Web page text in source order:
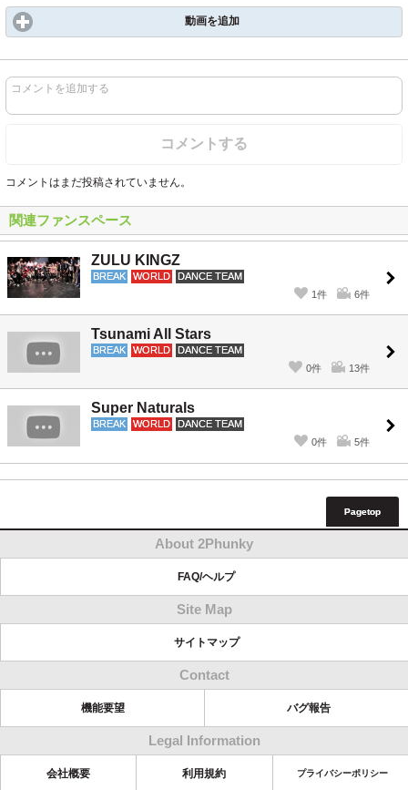
動画を追加
コメントを追加する
コメントする
コメントはまだ投稿されていません。
関連ファンスペース
ZULU KINGZ
BREAK WORLD
DANCE TEAM
1件
6件
Tsunami All Stars
BREAK WORLD
DANCE TEAM
0件
13件
Super Naturals
BREAK WORLD
DANCE TEAM
0件
5件
Pagetop
About 2Phunky
FAQ/ヘルプ
Site Map
サイトマップ
Contact
機能要望 バグ報告
Legal Information
会社概要 利用規約 プライバシーポリシー